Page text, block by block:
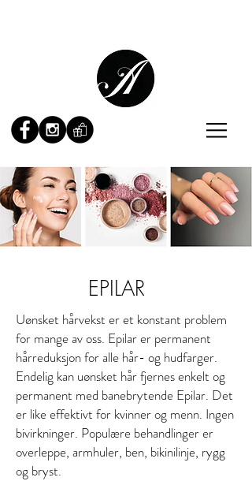
EPILAR
Uønsket hårvekst er et konstant problem
for mange av oss. Epilar er permanent
hårreduksjon for alle hår- og hudfarger.
Endelig kan uønsket hår fjernes enkelt og
permanent med banebrytende Epilar. Det
er like effektivt for kvinner og menn. Ingen
bivirkninger. Populære behandlinger er
overleppe, armhuler, ben, bikinilinje, rygg
og bryst.